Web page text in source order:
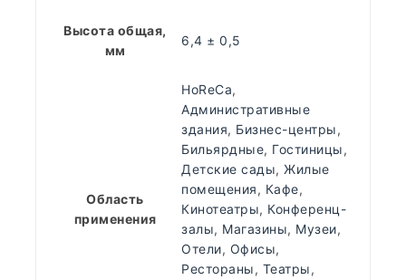
Высота общая,
мм
6,4 ± 0,5
Область
применения
HoReCa,
Административные
здания, Бизнес-центры,
Бильярдные, Гостиницы,
Детские сады, Жилые
помещения, Кафе,
Кинотеатры, Конференц-
залы, Магазины, Музеи,
Отели, Офисы,
Рестораны, Театры,